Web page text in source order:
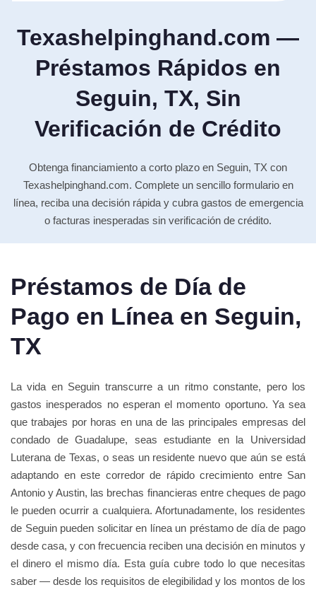
Texashelpinghand.com —
Préstamos Rápidos en
Seguin, TX, Sin
Verificación de Crédito
Obtenga financiamiento a corto plazo en Seguin, TX con
Texashelpinghand.com. Complete un sencillo formulario en
línea, reciba una decisión rápida y cubra gastos de emergencia
o facturas inesperadas sin verificación de crédito.
Préstamos de Día de
Pago en Línea en Seguin,
TX
La vida en Seguin transcurre a un ritmo constante, pero los
gastos inesperados no esperan el momento oportuno. Ya sea
que trabajes por horas en una de las principales empresas del
condado de Guadalupe, seas estudiante en la Universidad
Luterana de Texas, o seas un residente nuevo que aún se está
adaptando en este corredor de rápido crecimiento entre San
Antonio y Austin, las brechas financieras entre cheques de pago
le pueden ocurrir a cualquiera. Afortunadamente, los residentes
de Seguin pueden solicitar en línea un préstamo de día de pago
desde casa, y con frecuencia reciben una decisión en minutos y
el dinero el mismo día. Esta guía cubre todo lo que necesitas
saber — desde los requisitos de elegibilidad y los montos de los